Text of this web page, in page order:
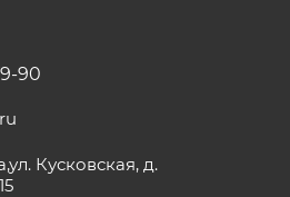
90
Кусковская, д.